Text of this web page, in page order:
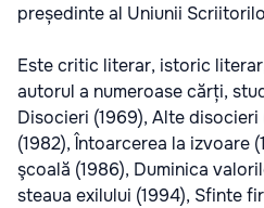
președinte al Uniunii
Este critic literar, istoric
autorul a numeroase cărți,
Disocieri (1969), Alte disocieri
(1982), Întoarcerea la izvoare
şcoală (1986), Duminica
steaua exilului (1994), Sfinte